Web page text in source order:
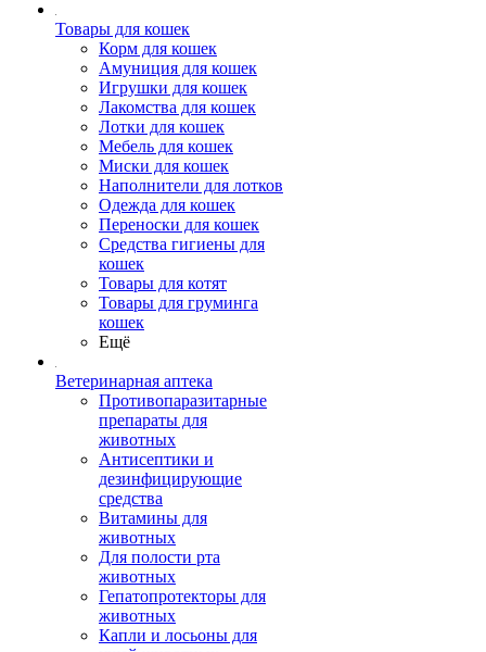
Товары для кошек
Корм для кошек
Амуниция для кошек
Игрушки для кошек
Лакомства для кошек
Лотки для кошек
Мебель для кошек
Миски для кошек
Наполнители для лотков
Одежда для кошек
Переноски для кошек
Средства гигиены для
кошек
Товары для котят
Товары для груминга
кошек
Ещё
Ветеринарная аптека
Противопаразитарные
препараты для
животных
Антисептики и
дезинфицирующие
средства
Витамины для
животных
Для полости рта
животных
Гепатопротекторы для
животных
Капли и лосьоны для